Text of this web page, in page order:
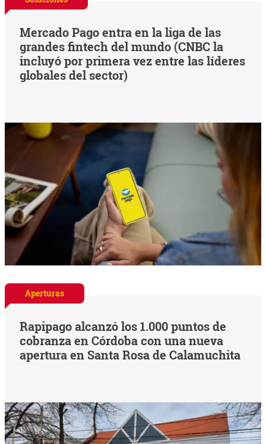
Mercado Pago entra en la liga de las
grandes fintech del mundo (CNBC la
incluyó por primera vez entre las líderes
globales del sector)
Aperturas
Rapipago alcanzó los 1.000 puntos de
cobranza en Córdoba con una nueva
apertura en Santa Rosa de Calamuchita